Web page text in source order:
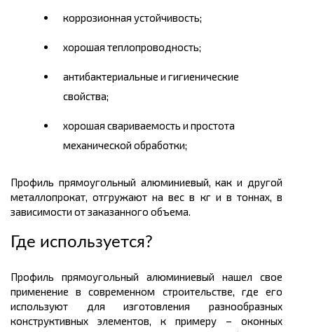
коррозионная устойчивость;
хорошая теплопроводность;
антибактериальные и гигиенические
свойства;
хорошая свариваемость и простота
механической обработки;
Профиль прямоугольный алюминиевый, как и другой
металлопрокат, отгружают на вес в кг и в тоннах, в
зависимости от заказанного объема.
Где используется?
Профиль прямоугольный алюминиевый нашел свое
применение в современном строительстве, где его
используют для изготовления разнообразных
конструктивных элементов, к примеру – оконных